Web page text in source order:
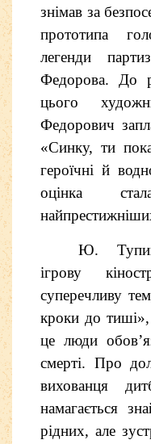
знімав за
прототипа
легенди
Федорова. До
цього
Федорович
«Синку, ти
героїчні й
оцінка
Ю.
ігрову
суперечливу
кроки до
це люди
смерті. Про
вихованця
намагається
рідних, але